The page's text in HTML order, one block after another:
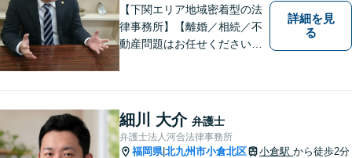
【下関エリア地域密着型の法
律事務所】【離婚／相続／不
動産問題はお任せください】
相談ください。お一人おひと
りの声を大切にし、適切な解
決方法をご提案いたします。
詳細を見
る
細川 大介 弁護士
弁護士法人河合法律事務所
福岡県|北九州市小倉北区 小倉駅 から徒歩2分